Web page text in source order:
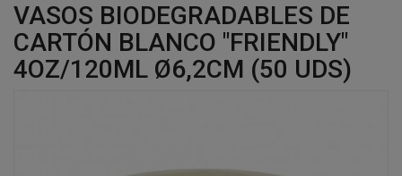
VASOS BIODEGRADABLES DE
CARTÓN BLANCO "FRIENDLY"
4OZ/120ML Ø6,2CM (50 UDS)